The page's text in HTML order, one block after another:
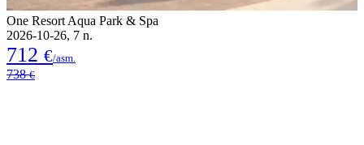
One Resort Aqua Park & Spa
2026-10-26, 7 n.
712 €/asm.
738€